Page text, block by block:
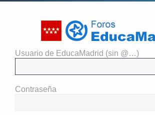
Usuario de EducaMadrid (sin @…)
Contraseña